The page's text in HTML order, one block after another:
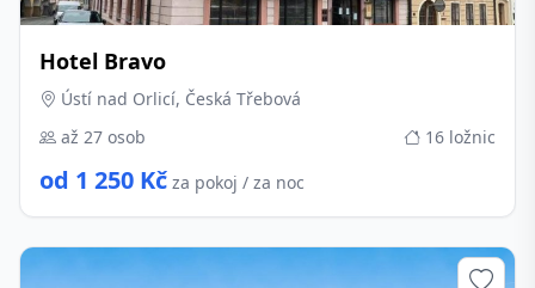
Hotel Bravo
Ústí nad Orlicí, Česká Třebová
až 27 osob
16 ložnic
od 1 250 Kč za pokoj / za noc